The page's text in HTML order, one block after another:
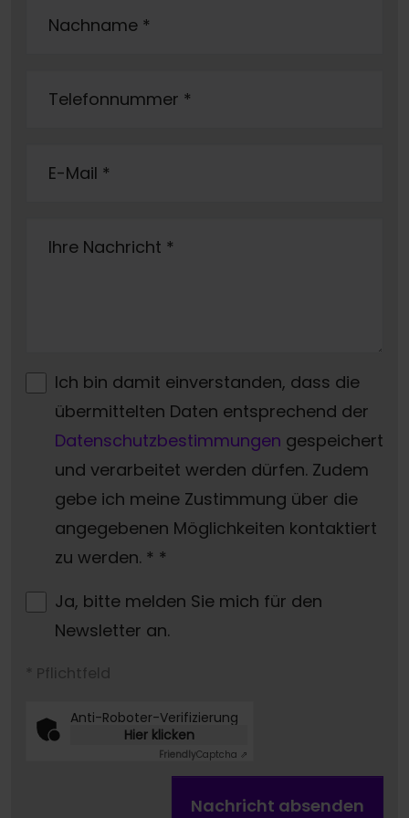
Nachname *
Telefonnummer *
E-Mail *
Ihre Nachricht *
Ich bin damit einverstanden, dass die
übermittelten Daten entsprechend der
Datenschutzbestimmungen gespeichert
und verarbeitet werden dürfen. Zudem
gebe ich meine Zustimmung über die
angegebenen Möglichkeiten kontaktiert
zu werden. * *
Ja, bitte melden Sie mich für den
Newsletter an.
* Pflichtfeld
Anti-Roboter-Verifizierung
Hier klicken
FriendlyCaptcha ⇗
Nachricht absenden